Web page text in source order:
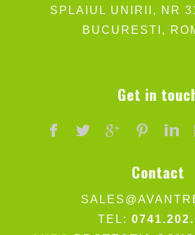
SPLAIUL UNIRII, NR
BUCURESTI,
Get in
Contact
TEL: